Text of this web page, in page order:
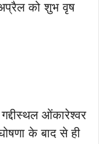
को शुभ वृष
ओंकारेश्वर
के बाद से ही